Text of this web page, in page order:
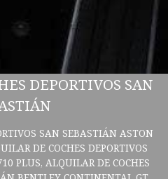
DEPORTIVOS SAN
SAN SEBASTIÁN ASTON
DE COCHES DEPORTIVOS
PLUS, ALQUILAR DE COCHES